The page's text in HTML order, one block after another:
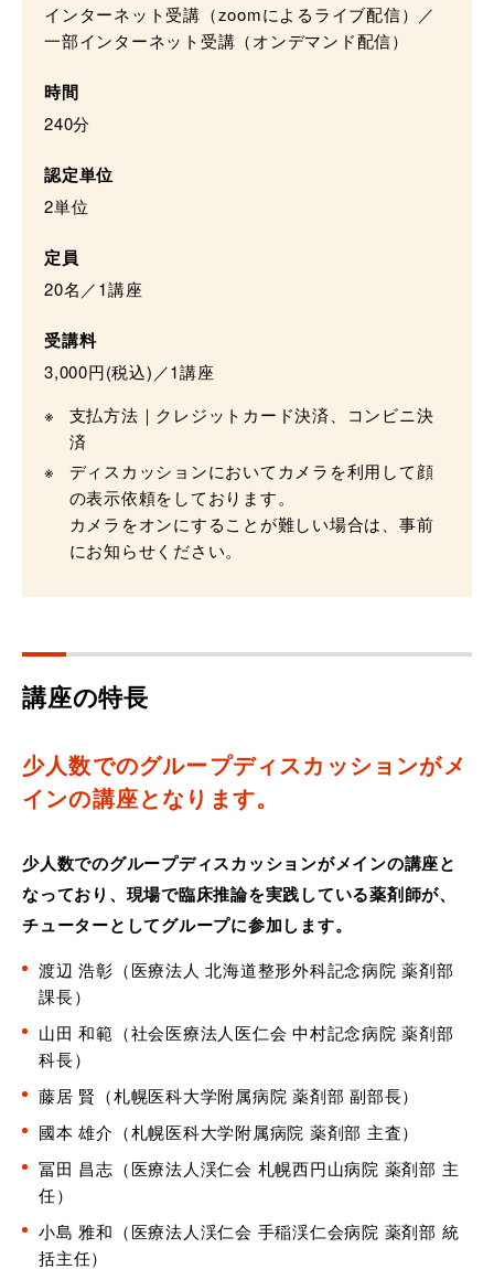
インターネット受講（zoomによるライブ配信）／
一部インターネット受講（オンデマンド配信）
時間
240分
認定単位
2単位
定員
20名／1講座
受講料
3,000円(税込)／1講座
支払方法｜クレジットカード決済、コンビニ決
済
ディスカッションにおいてカメラを利用して顔
の表示依頼をしております。
カメラをオンにすることが難しい場合は、事前
にお知らせください。
講座の特長
少人数でのグループディスカッションがメ
インの講座となります。
少人数でのグループディスカッションがメインの講座と
なっており、現場で臨床推論を実践している薬剤師が、
チューターとしてグループに参加します。
渡辺 浩彰（医療法人 北海道整形外科記念病院 薬剤部
課長）
山田 和範（社会医療法人医仁会 中村記念病院 薬剤部
科長）
藤居 賢（札幌医科大学附属病院 薬剤部 副部長）
國本 雄介（札幌医科大学附属病院 薬剤部 主査）
冨田 昌志（医療法人渓仁会 札幌西円山病院 薬剤部 主
任）
小島 雅和（医療法人渓仁会 手稲渓仁会病院 薬剤部 統
括主任）